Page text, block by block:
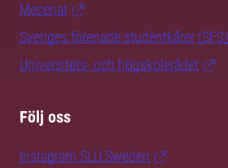
Mecenat
Sveriges förenade studentkårer (SFS)
Universitets- och högskolerådet
Följ oss
Instagram SLU.Sweden